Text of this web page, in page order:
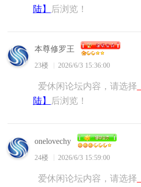
陆】
后浏览！
本尊修罗王
23楼 2026/6/3 15:36:00
爱休闲论坛内容，请选择
陆】
后浏览！
onelovechy
24楼 2026/6/3 15:59:00
爱休闲论坛内容，请选择